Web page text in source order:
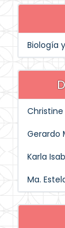
Biología
Gerardo
Karla
Ma.